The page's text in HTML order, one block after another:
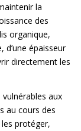
la
des
organique,
d’une épaisseur
directement les
aux
au cours des
protéger,